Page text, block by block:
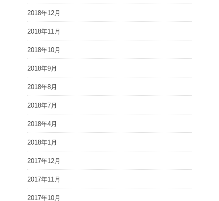
2018年12月
2018年11月
2018年10月
2018年9月
2018年8月
2018年7月
2018年4月
2018年1月
2017年12月
2017年11月
2017年10月